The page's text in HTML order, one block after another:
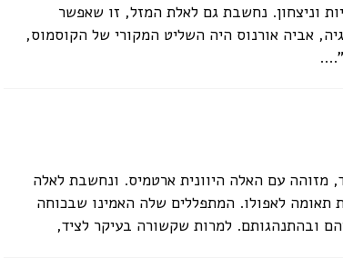
וניצחון. נחשבת גם לאלת המזל, זו שאפשר
אביה אורנוס היה השליט המקורי של הקוסמוס,
מזוהה עם האלה היוונית ארטמיס. ונחשבת לאלה
תאומה לאפולו. המתפללים שלה האמינו שבכוחה
ובהתנהגותם. למרות שקשורה בעיקר לציד,